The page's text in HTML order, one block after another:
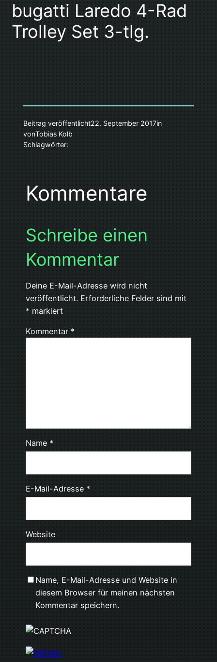
bugatti Laredo 4-Rad
Trolley Set 3-tlg.
Beitrag veröffentlicht22. September 2017in
vonTobias Kolb
Schlagwörter:
Kommentare
Schreibe einen
Kommentar
Deine E-Mail-Adresse wird nicht
veröffentlicht. Erforderliche Felder sind mit
* markiert
Kommentar *
Name *
E-Mail-Adresse *
Website
Name, E-Mail-Adresse und Website in
diesem Browser für meinen nächsten
Kommentar speichern.